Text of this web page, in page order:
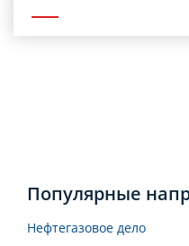
Популярные
Нефтегазовое дело